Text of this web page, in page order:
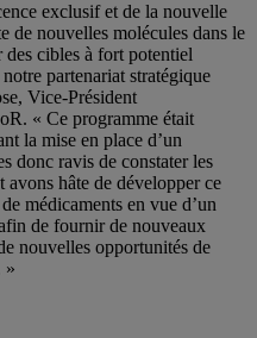
exclusif et de la nouvelle
de nouvelles molécules dans le
des cibles à fort potentiel
partenariat stratégique
Vice-Président
« Ce programme était
la mise en place d’un
donc ravis de constater les
avons hâte de développer ce
médicaments en vue d’un
de fournir de nouveaux
nouvelles opportunités de
»